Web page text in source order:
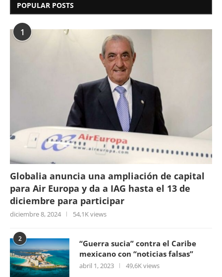
POPULAR POSTS
1
Globalia anuncia una ampliación de capital
para Air Europa y da a IAG hasta el 13 de
diciembre para participar
diciembre 8, 2024 54,1K views
2
“Guerra sucia” contra el Caribe
mexicano con “noticias falsas”
abril 1, 2023 49,6K views